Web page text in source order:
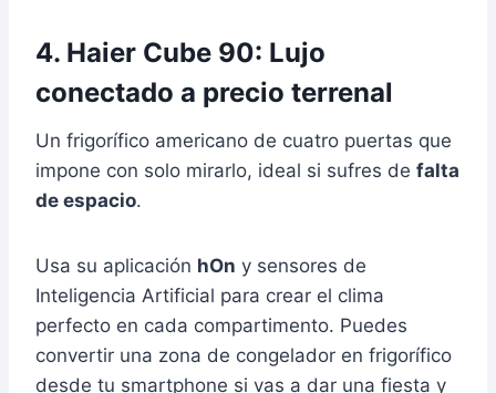
4. Haier Cube 90: Lujo
conectado a precio terrenal
Un frigorífico americano de cuatro puertas que
impone con solo mirarlo, ideal si sufres de falta
de espacio.
Usa su aplicación hOn y sensores de
Inteligencia Artificial para crear el clima
perfecto en cada compartimento. Puedes
convertir una zona de congelador en frigorífico
desde tu smartphone si vas a dar una fiesta y